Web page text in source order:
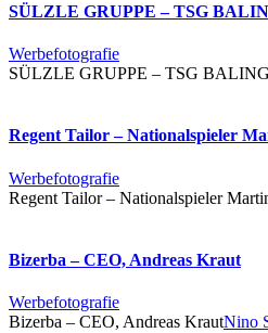
SÜLZLE GRUPPE – TSG
Werbefotografie
SÜLZLE GRUPPE – TSG
Regent Tailor – Nationalspieler
Werbefotografie
Regent Tailor – Nationalspieler
Bizerba – CEO, Andreas Kraut
Werbefotografie
Bizerba – CEO, Andreas KrautNino